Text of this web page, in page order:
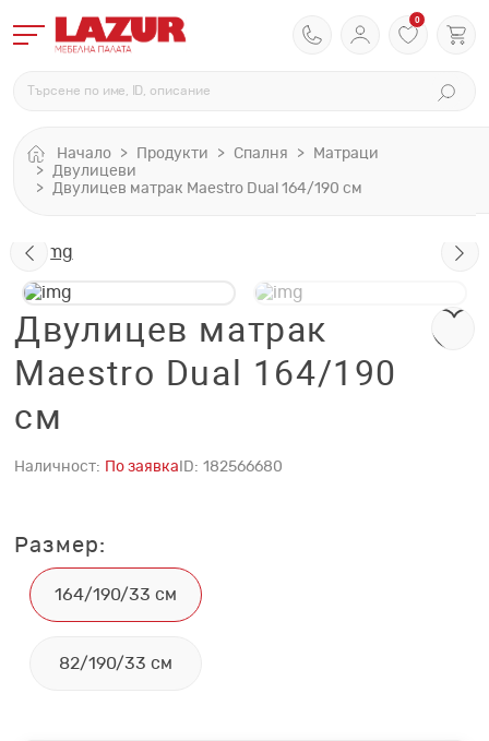
0
Начало Продукти Спалня
Матраци
Двулицеви
Двулицев матрак Maestro Dual 164/190 см
Двулицев матрак
Maestro Dual 164/190
см
Наличност: По заявка ID: 182566680
Размер:
164/190/33 см
82/190/33 см